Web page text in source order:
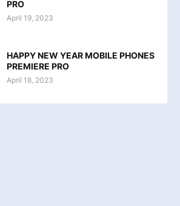
PRO
April 19, 2023
HAPPY NEW YEAR MOBILE PHONES
PREMIERE PRO
April 18, 2023